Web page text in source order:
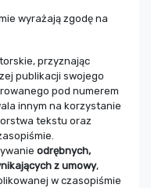
wyrażają zgodę na
przyznając
publikacji swojego
pod numerem
innym na korzystanie
tekstu oraz
odrębnych,
z umowy,
w czasopiśmie